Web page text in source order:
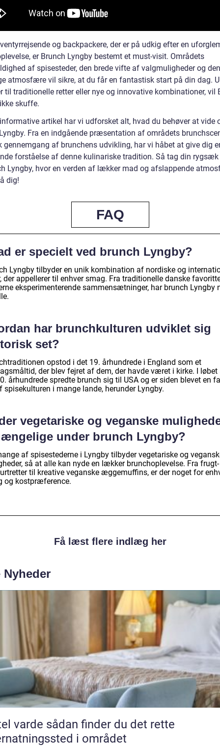
og backpackere, der er på udkig efter en
er Brunch Lyngby bestemt et must-visit. Områdets
af spisesteder, den brede vifte af valgmuligheder og den
atmosfære vil sikre, at du får en fantastisk start på din dag.
til traditionelle retter eller nye og innovative kombinationer, vil
skuffe.
artikel har vi udforsket alt, hvad du behøver at vide
Fra en indgående præsentation af områdets
gennemgang af brunchens udvikling, har vi håbet at give dig
forståelse af denne kulinariske tradition. Så tag din
Lyngby, hvor en verden af lækker mad og afslappende
dig!
FAQ
er specielt ved brunch Lyngby?
Lyngby tilbyder en unik kombination af nordiske og
der appellerer til enhver smag. Fra traditionelle danske
eksperimenterende sammensætninger, har brunch Lyngby
har brunchkulturen udviklet sig
set?
opstod i det 19. århundrede i England som et
der blev fejret af dem, der havde været i kirke. I løbet
århundrede spredte brunch sig til USA og er siden blevet en
spisekulturen i mange lande, herunder Lyngby.
vegetariske og veganske
under brunch Lyngby?
af spisestederne i Lyngby tilbyder vegetariske og
så at alle kan nyde en lækker brunchoplevelse. Fra
til kreative veganske æggemuffins, er der noget for
og kostpræference.
Få læst flere indlæg her
Nyheder
finder du det rette
i området